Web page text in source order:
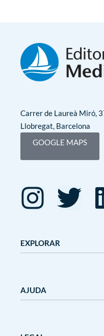
Carrer de Laureà Miró,
Llobregat, Barcelona
GOOGLE MAPS
EXPLORAR
Mediterrània
AJUDA